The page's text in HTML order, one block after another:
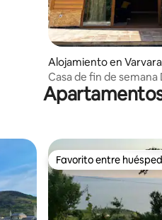
Alojamiento en Varvara
Casa de fin de semana
Favorito entre
Favorito entre